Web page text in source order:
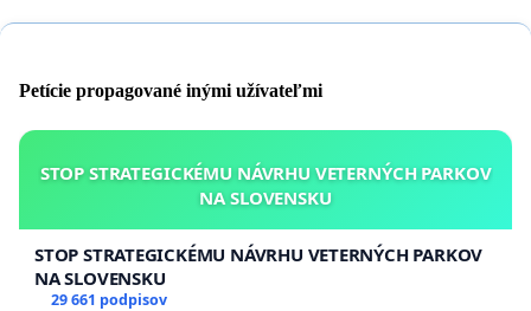
Petície propagované inými užívateľmi
STOP STRATEGICKÉMU NÁVRHU VETERNÝCH PARKOV
NA SLOVENSKU
STOP STRATEGICKÉMU NÁVRHU VETERNÝCH PARKOV
NA SLOVENSKU
29 661 podpisov